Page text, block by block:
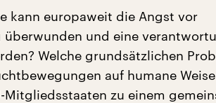
kann europaweit die Angst vor
und eine
Welche grundsätzlichen
auf humane
Mitgliedsstaaten zu einem